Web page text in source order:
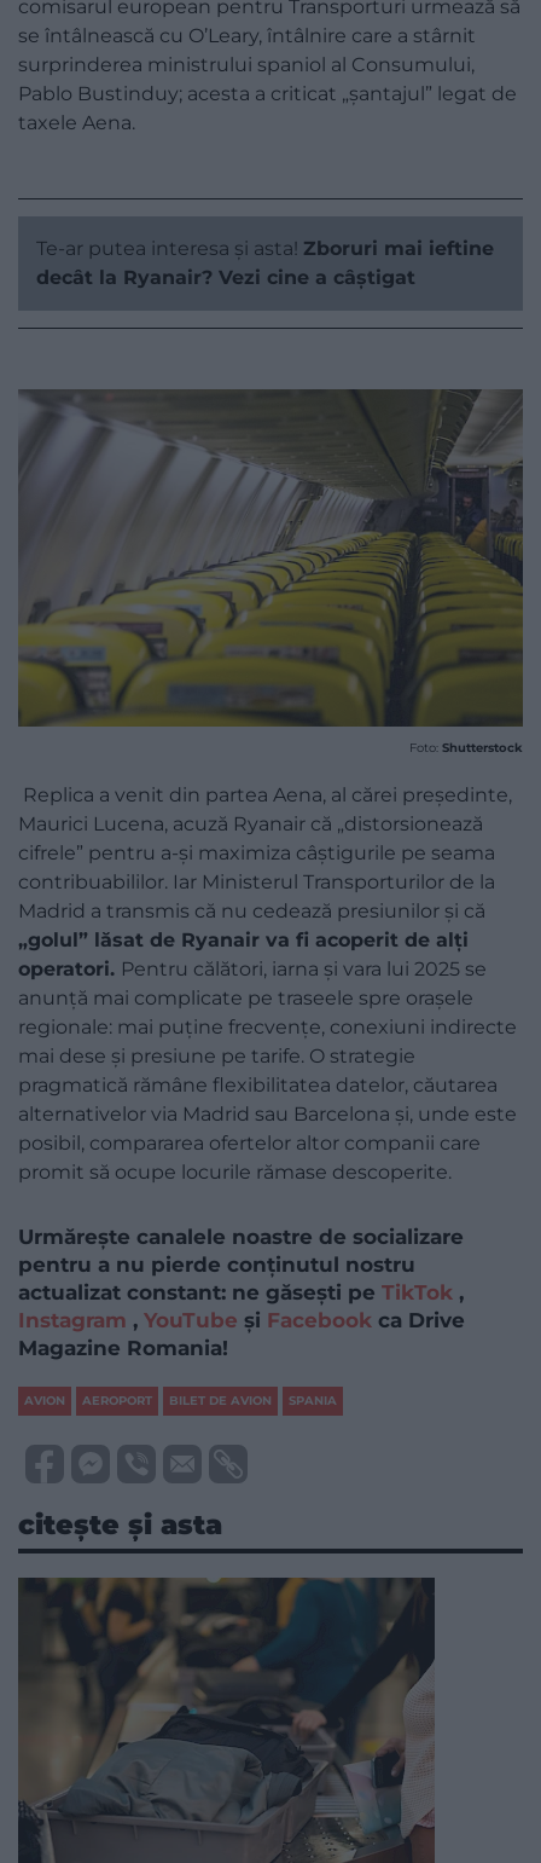
comisarul european pentru Transporturi urmează să
se întâlnească cu O’Leary, întâlnire care a stârnit
surprinderea ministrului spaniol al Consumului,
Pablo Bustinduy; acesta a criticat „șantajul” legat de
taxele Aena.
Te-ar putea interesa și asta! Zboruri mai ieftine
decât la Ryanair? Vezi cine a câștigat
Foto: Shutterstock
Replica a venit din partea Aena, al cărei președinte,
Maurici Lucena, acuză Ryanair că „distorsionează
cifrele” pentru a-și maximiza câștigurile pe seama
contribuabililor. Iar Ministerul Transporturilor de la
Madrid a transmis că nu cedează presiunilor și că
„golul” lăsat de Ryanair va fi acoperit de alți
operatori. Pentru călători, iarna și vara lui 2025 se
anunță mai complicate pe traseele spre orașele
regionale: mai puține frecvențe, conexiuni indirecte
mai dese și presiune pe tarife. O strategie
pragmatică rămâne flexibilitatea datelor, căutarea
alternativelor via Madrid sau Barcelona și, unde este
posibil, compararea ofertelor altor companii care
promit să ocupe locurile rămase descoperite.
Urmărește canalele noastre de socializare
pentru a nu pierde conținutul nostru
actualizat constant: ne găsești pe TikTok ,
Instagram , YouTube și Facebook ca Drive
Magazine Romania!
AVION AEROPORT BILET DE AVION SPANIA
citește și asta